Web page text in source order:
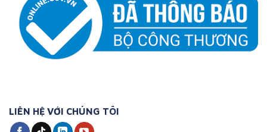
LIÊN HỆ VỚI CHÚNG TÔI